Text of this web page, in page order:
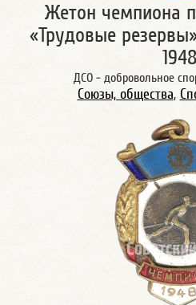
Жетон чемпиона
«Трудовые
1948
ДСО - добровольное
Союзы, общества,